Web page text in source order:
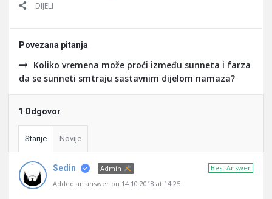
DIJELI
Povezana pitanja
Koliko vremena može proći između sunneta i farza
da se sunneti smtraju sastavnim dijelom namaza?
1 Odgovor
Starije Novije
Best Answer
Sedin
Admin
Added an answer on 14.10.2018 at 14:25